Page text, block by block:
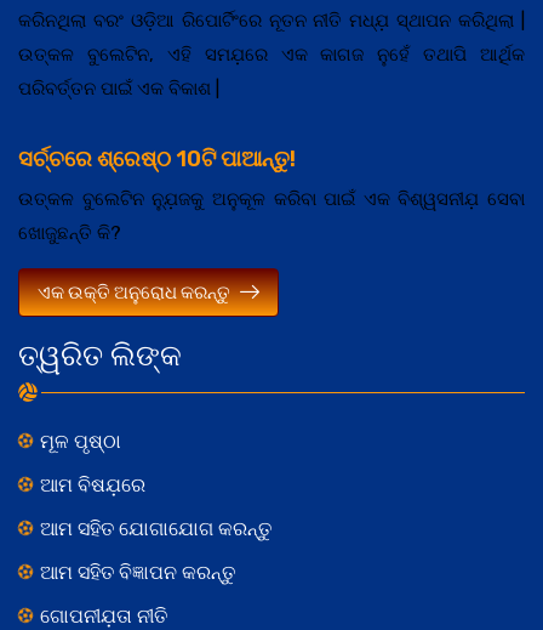
ତ୍ୱରିତ ଲିଙ୍କ
ମୂଳ ପୃଷ୍ଠା
ଆମ ବିଷଯ଼ରେ
ଆମ ସହିତ ଯୋଗାଯୋଗ କରନ୍ତୁ
ଆମ ସହିତ ବିଜ୍ଞାପନ କରନ୍ତୁ
ଗୋପନୀଯ଼ତା ନୀତି
କରିନଥିଲା ବରଂ ଓଡ଼ିଆ ରିପୋର୍ଟିଂରେ ନୂତନ ନୀତି ମଧ୍ଯ଼ ସ୍ଥାପନ କରିଥିଲା |
ଉତ୍କଳ ବୁଲେଟିନ, ଏହି ସମଯ଼ରେ ଏକ କାଗଜ ନୁହେଁ ତଥାପି ଆର୍ଥିକ
ପରିବର୍ତ୍ତନ ପାଇଁ ଏକ ବିକାଶ |
ସର୍ଚ୍ଚରେ ଶ୍ରେଷ୍ଠ 10ଟି ପାଆନ୍ତୁ!
ଉତ୍କଳ ବୁଲେଟିନ ନ୍ଯ଼ୁଜକୁ ଅନୁକୂଳ କରିବା ପାଇଁ ଏକ ବିଶ୍ୱସନୀଯ଼ ସେବା
ଖୋଜୁଛନ୍ତି କି?
ଏକ ଉକ୍ତି ଅନୁରୋଧ କରନ୍ତୁ